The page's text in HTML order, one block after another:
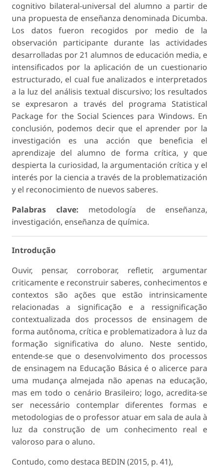
cognitivo bilateral-universal del alumno a partir de
una propuesta de enseñanza denominada Dicumba.
Los datos fueron recogidos por medio de la
observación participante durante las actividades
desarrolladas por 21 alumnos de educación media, e
intensificados por la aplicación de un cuestionario
estructurado, el cual fue analizados e interpretados
a la luz del análisis textual discursivo; los resultados
se expresaron a través del programa Statistical
Package for the Social Sciences para Windows. En
conclusión, podemos decir que el aprender por la
investigación es una acción que beneficia el
aprendizaje del alumno de forma crítica, y que
despierta la curiosidad, la argumentación crítica y el
interés por la ciencia a través de la problematización
y el reconocimiento de nuevos saberes.
Palabras clave: metodología de enseñanza,
investigación, enseñanza de química.
Introdução
Ouvir, pensar, corroborar, refletir, argumentar
criticamente e reconstruir saberes, conhecimentos e
contextos são ações que estão intrinsicamente
relacionadas a significação e a ressignificação
contextualizada dos processos de ensinagem de
forma autônoma, crítica e problematizadora à luz da
formação significativa do aluno. Neste sentido,
entende-se que o desenvolvimento dos processos
de ensinagem na Educação Básica é o alicerce para
uma mudança almejada não apenas na educação,
mas em todo o cenário Brasileiro; logo, acredita-se
ser necessário contemplar diferentes formas e
metodologias de o professor atuar em sala de aula à
luz da construção de um conhecimento real e
valoroso para o aluno.
Contudo, como destaca BEDIN (2015, p. 41),